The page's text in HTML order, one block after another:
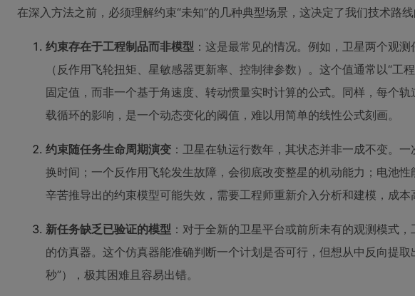
在深入方法之前，必须理解约束“未知”的几种典型场景，这决定了我们技术路线
约束存在于工程制品而非模型 ：这是最常见的情况。例如，卫星两个观
（反作用飞轮扭矩、星敏感器更新率、控制律参数）。这个值通常以“
固定值，而非一个基于角速度、转动惯量实时计算的公式。同样，每个
载循环的影响，是一个动态变化的阈值，难以用简单的线性公式刻画。
约束随任务生命周期演变 ：卫星在轨运行数年，其状态并非一成不变。
换时间；一个反作用飞轮发生故障，会彻底改变整星的机动能力；电池
辛苦推导出的约束模型可能失效，需要工程师重新介入分析和建模，成本
新任务缺乏已验证的模型 ：对于全新的卫星平台或前所未有的观测模式
的仿真器。这个仿真器能准确判断一个计划是否可行，但想从中反向提
秒”），极其困难且容易出错。